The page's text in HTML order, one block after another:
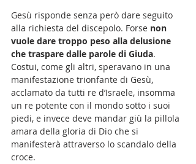
Gesù risponde senza però dare seguito
alla richiesta del discepolo. Forse non
vuole dare troppo peso alla delusione
che traspare dalle parole di Giuda.
Costui, come gli altri, speravano in una
manifestazione trionfante di Gesù,
acclamato da tutti re d’Israele, insomma
un re potente con il mondo sotto i suoi
piedi, e invece deve mandar giù la pillola
amara della gloria di Dio che si
manifesterà attraverso lo scandalo della
croce.